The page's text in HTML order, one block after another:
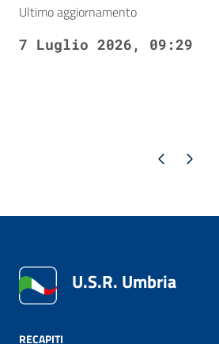
Ultimo aggiornamento
7 Luglio 2026, 09:29
Pagina precedente
Pagina successiva
U.S.R. Umbria
RECAPITI